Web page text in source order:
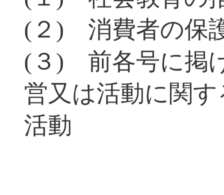
(２) 消費者の保
(３) 前各号に掲
営又は活動に関
活動